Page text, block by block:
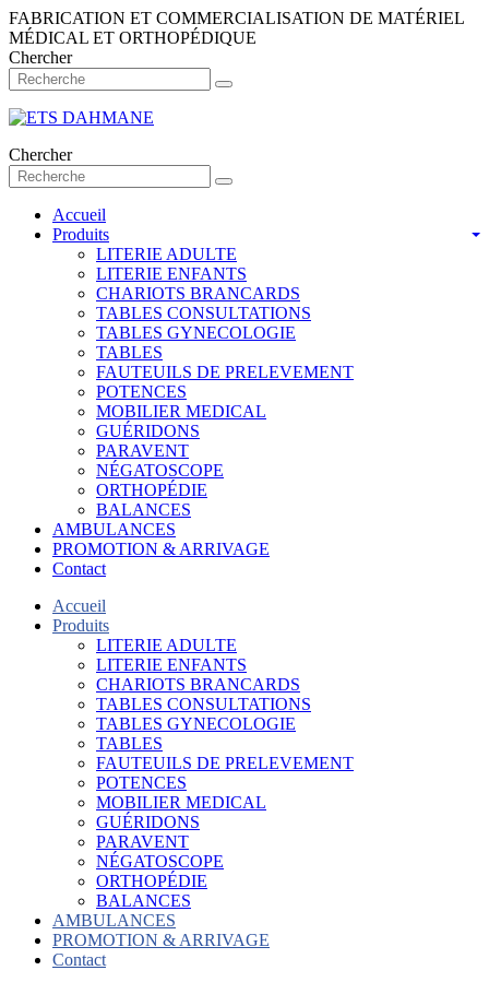
FABRICATION ET COMMERCIALISATION DE MATÉRIEL
MÉDICAL ET ORTHOPÉDIQUE
Chercher
Chercher
Accueil
Produits
LITERIE ADULTE
LITERIE ENFANTS
CHARIOTS BRANCARDS
TABLES CONSULTATIONS
TABLES GYNECOLOGIE
TABLES
FAUTEUILS DE PRELEVEMENT
POTENCES
MOBILIER MEDICAL
GUÉRIDONS
PARAVENT
NÉGATOSCOPE
ORTHOPÉDIE
BALANCES
AMBULANCES
PROMOTION & ARRIVAGE
Contact
Accueil
Produits
LITERIE ADULTE
LITERIE ENFANTS
CHARIOTS BRANCARDS
TABLES CONSULTATIONS
TABLES GYNECOLOGIE
TABLES
FAUTEUILS DE PRELEVEMENT
POTENCES
MOBILIER MEDICAL
GUÉRIDONS
PARAVENT
NÉGATOSCOPE
ORTHOPÉDIE
BALANCES
AMBULANCES
PROMOTION & ARRIVAGE
Contact